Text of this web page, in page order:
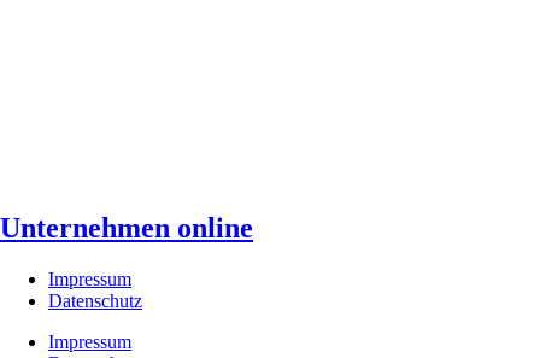
Unternehmen online
Impressum
Datenschutz
Impressum